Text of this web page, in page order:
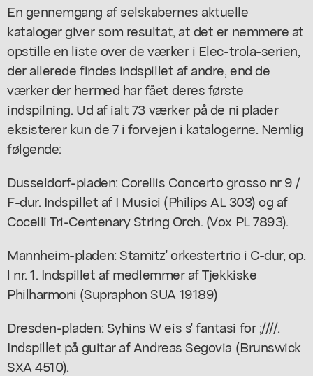
En gennemgang af selskabernes aktuelle
kataloger giver som resultat, at det er nemmere at
opstille en liste over de værker i Elec-trola-serien,
der allerede findes indspillet af andre, end de
værker der hermed har fået deres første
indspilning. Ud af ialt 73 værker på de ni plader
eksisterer kun de 7 i forvejen i katalogerne. Nemlig
følgende:
Dusseldorf-pladen: Corellis Concerto grosso nr 9 /
F-dur. Indspillet af I Musici (Philips AL 303) og af
Cocelli Tri-Centenary String Orch. (Vox PL 7893).
Mannheim-pladen: Stamitz' orkestertrio i C-dur, op.
l nr. 1. Indspillet af medlemmer af Tjekkiske
Philharmoni (Supraphon SUA 19189)
Dresden-pladen: Syhins W eis s' fantasi for ;////.
Indspillet på guitar af Andreas Segovia (Brunswick
SXA 4510).